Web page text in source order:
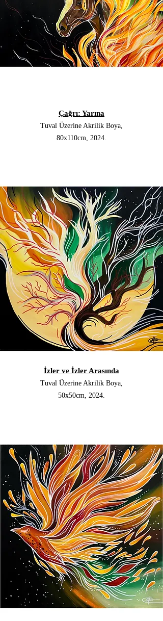
Çağrı: Yarına
Tuval Üzerine Akrilik Boya,
80x110cm, 2024.
İzler ve İzler Arasında
Tuval Üzerine Akrilik Boya,
50x50cm, 2024.